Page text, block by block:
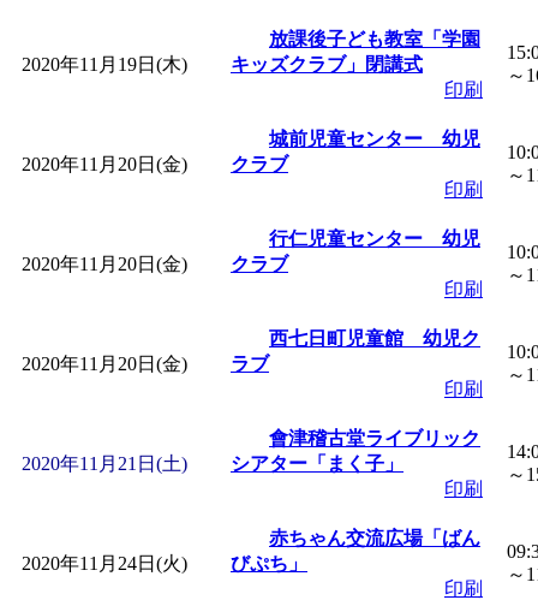
2020年11月19日(木)
放課後子ども教室「学園
キッズクラブ」閉講式
印刷
～
2020年11月20日(金)
城前児童センター 幼児
クラブ
印刷
～
2020年11月20日(金)
行仁児童センター 幼児
クラブ
印刷
～
2020年11月20日(金)
西七日町児童館 幼児ク
ラブ
印刷
～
2020年11月21日(土)
會津稽古堂ライブリック
シアター「まく子」
印刷
～
2020年11月24日(火)
赤ちゃん交流広場「ばん
びぷち」
印刷
～